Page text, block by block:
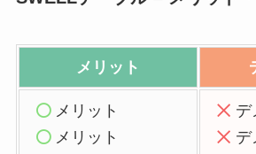
メリット
メリット
メリット
デ
デ